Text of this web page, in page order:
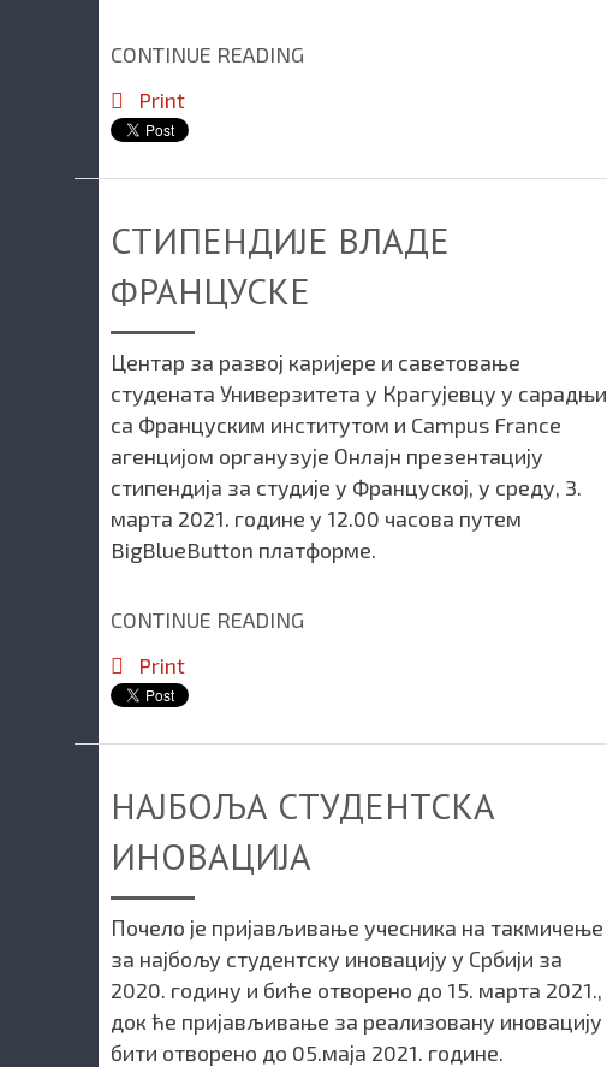
CONTINUE READING
Print
СТИПЕНДИЈЕ ВЛАДЕ
ФРАНЦУСКЕ
Центар за развој каријере и саветовање
студената Универзитета у Крагујевцу у сарадњи
са Француским институтом и Campus France
агенцијом органузује Онлајн презентацију
стипендија за студије у Француској, у среду, 3.
марта 2021. године у 12.00 часова путем
BigBlueButton платформе.
CONTINUE READING
Print
НАЈБОЉА СТУДЕНТСКА
ИНОВАЦИЈА
Почело је пријављивање учесника на такмичење
за најбољу студентску иновацију у Србији за
2020. годину и биће отворено до 15. марта 2021.,
док ће пријављивање за реализовану иновацију
бити отворено до 05.маја 2021. године.